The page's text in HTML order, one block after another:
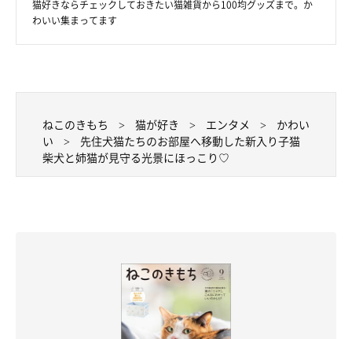
猫好きならチェックしておきたい猫雑貨から100均グッズまで。か
わいい集まってます
ねこのきもち 猫が好き エンタメ
かわい
い
先住犬猫たちのお部屋へ移動した新入り子猫
柴犬と姉猫が見守る光景にほっこり♡